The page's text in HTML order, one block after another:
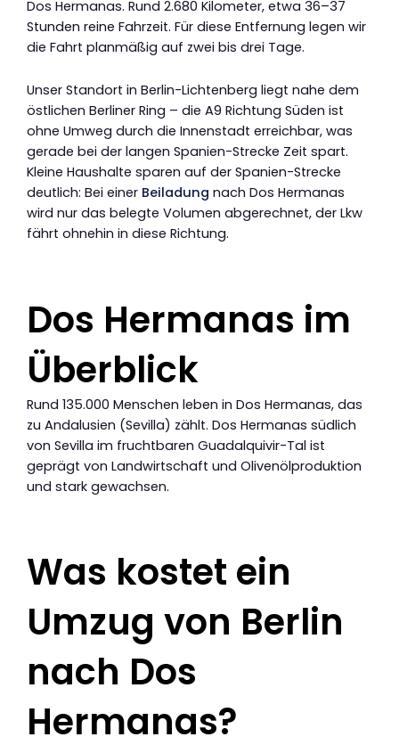
Dos Hermanas. Rund 2.680 Kilometer, etwa 36–37
Stunden reine Fahrzeit. Für diese Entfernung legen wir
die Fahrt planmäßig auf zwei bis drei Tage.
Unser Standort in Berlin-Lichtenberg liegt nahe dem
östlichen Berliner Ring – die A9 Richtung Süden ist
ohne Umweg durch die Innenstadt erreichbar, was
gerade bei der langen Spanien-Strecke Zeit spart.
Kleine Haushalte sparen auf der Spanien-Strecke
deutlich: Bei einer Beiladung nach Dos Hermanas
wird nur das belegte Volumen abgerechnet, der Lkw
fährt ohnehin in diese Richtung.
Dos Hermanas im
Überblick
Rund 135.000 Menschen leben in Dos Hermanas, das
zu Andalusien (Sevilla) zählt. Dos Hermanas südlich
von Sevilla im fruchtbaren Guadalquivir-Tal ist
geprägt von Landwirtschaft und Olivenölproduktion
und stark gewachsen.
Was kostet ein
Umzug von Berlin
nach Dos
Hermanas?